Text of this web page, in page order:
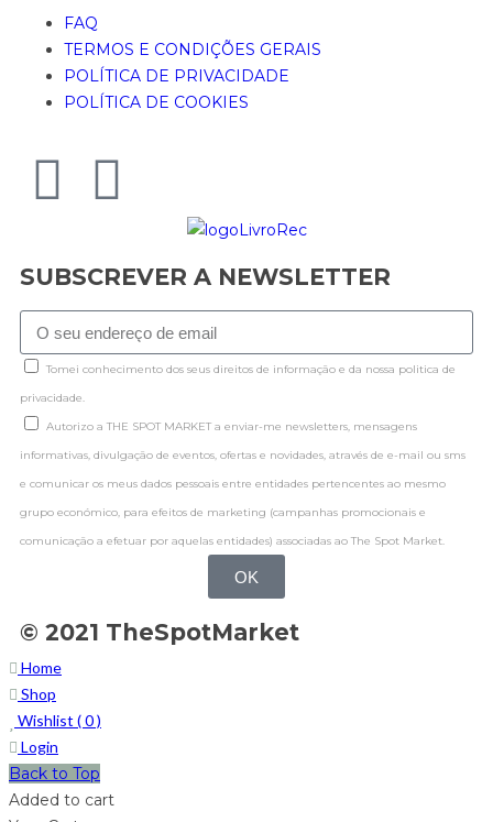
FAQ
TERMOS E CONDIÇÕES GERAIS
POLÍTICA DE PRIVACIDADE
POLÍTICA DE COOKIES
SUBSCREVER A NEWSLETTER
Tomei conhecimento dos seus direitos de informação e da nossa politica de
privacidade.
Autorizo a THE SPOT MARKET a enviar-me newsletters, mensagens
informativas, divulgação de eventos, ofertas e novidades, através de e-mail ou sms
e comunicar os meus dados pessoais entre entidades pertencentes ao mesmo
grupo económico, para efeitos de marketing (campanhas promocionais e
comunicação a efetuar por aquelas entidades) associadas ao The Spot Market.
OK
© 2021 TheSpotMarket
Home
Shop
Wishlist (0)
Login
Back to Top
Added to cart